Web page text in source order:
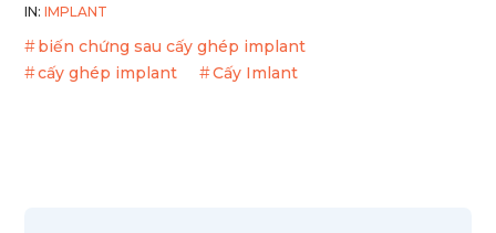
IN: IMPLANT
biến chứng sau cấy ghép implant
cấy ghép implant
Cấy Imlant